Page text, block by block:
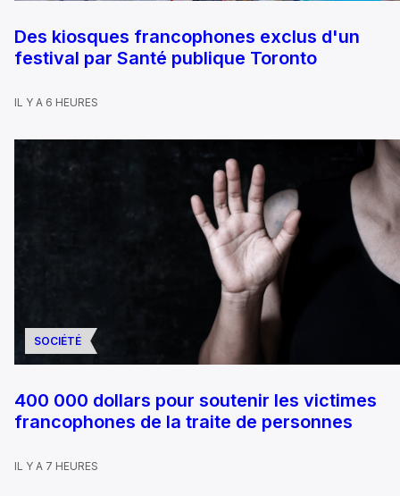
Des kiosques francophones exclus d'un
festival par Santé publique Toronto
IL Y A 6 HEURES
SOCIÉTÉ
400 000 dollars pour soutenir les victimes
francophones de la traite de personnes
IL Y A 7 HEURES